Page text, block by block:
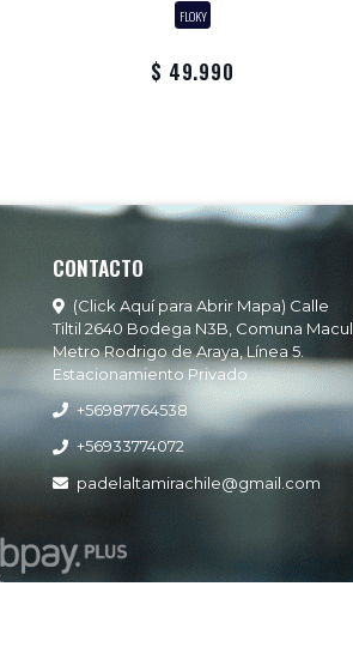
FLOKY
$ 49.990
CONTACTO
(Click Aquí para Abrir Mapa) Calle
Tiltil 2640 Bodega N3B, Comuna Macul.
Metro Rodrigo de Araya, Línea 5.
Estacionamiento Privado
+56987764538
+56933774072
padelaltamirachile@gmail.com